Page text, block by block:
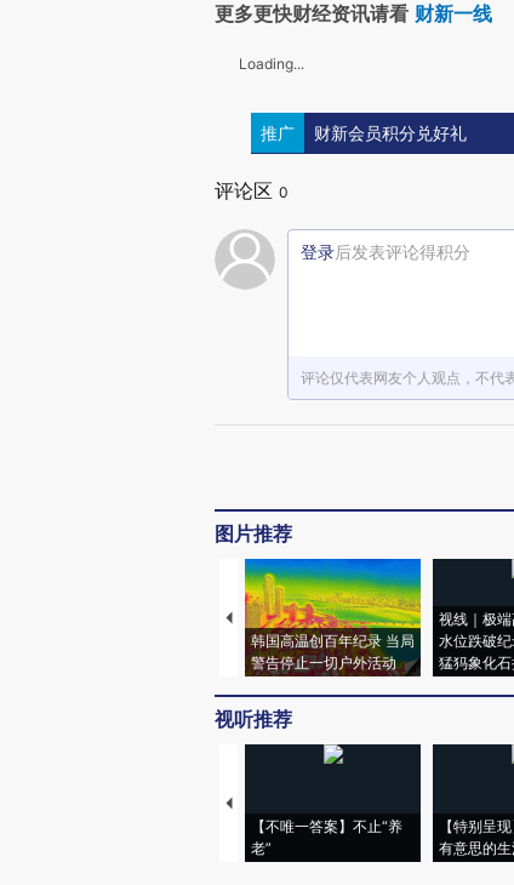
更多更快财经资讯请看 财新一线
Loading...
推广 财新会员积分兑好礼
评论区 0
登录后发表评论得积分
评论仅代表网友个人观点，不代
图片推荐
韩国高温创百年纪录 当局
警告停止一切户外活动
视线｜极
水位跌破
猛犸象化
视听推荐
【不唯一答案】不止“养
老”
【特别呈
有意思的生